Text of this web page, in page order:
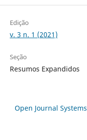
Edição
v. 3 n. 1 (2021)
Seção
Resumos Expandidos
Open Journal Systems